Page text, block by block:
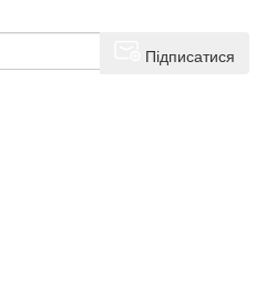
Підписатися